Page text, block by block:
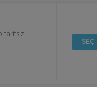
tarifsiz
SEÇ